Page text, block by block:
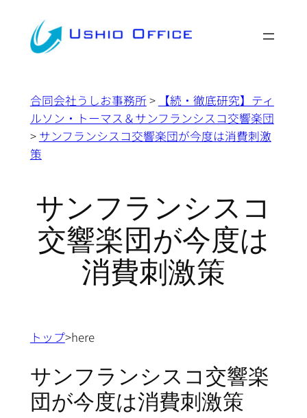
合同会社うしお事務所 >
【続・徹底研究】ティ
ルソン・トーマス＆サンフランシスコ交響楽団
> サンフランシスコ交響楽団が今度は消費刺激
策
サンフランシスコ
交響楽団が今度は
消費刺激策
トップ>here
サンフランシスコ交響楽
団が今度は消費刺激策